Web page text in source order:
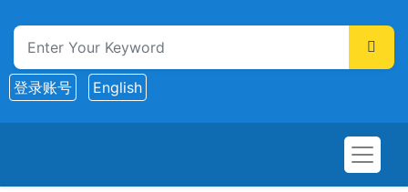
登录账号 English